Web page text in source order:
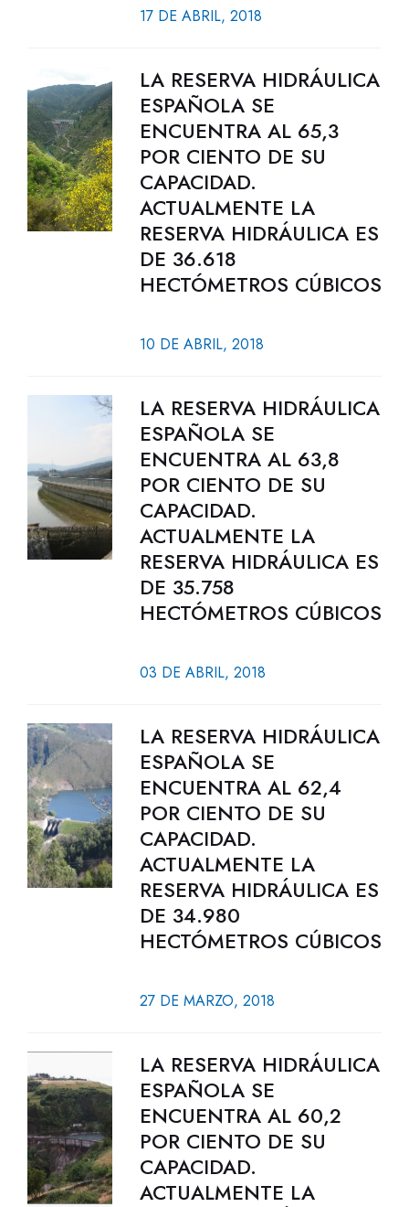
17 DE ABRIL, 2018
LA RESERVA HIDRÁULICA
ESPAÑOLA SE
ENCUENTRA AL 65,3
POR CIENTO DE SU
CAPACIDAD.
ACTUALMENTE LA
RESERVA HIDRÁULICA ES
DE 36.618
HECTÓMETROS CÚBICOS
10 DE ABRIL, 2018
LA RESERVA HIDRÁULICA
ESPAÑOLA SE
ENCUENTRA AL 63,8
POR CIENTO DE SU
CAPACIDAD.
ACTUALMENTE LA
RESERVA HIDRÁULICA ES
DE 35.758
HECTÓMETROS CÚBICOS
03 DE ABRIL, 2018
LA RESERVA HIDRÁULICA
ESPAÑOLA SE
ENCUENTRA AL 62,4
POR CIENTO DE SU
CAPACIDAD.
ACTUALMENTE LA
RESERVA HIDRÁULICA ES
DE 34.980
HECTÓMETROS CÚBICOS
27 DE MARZO, 2018
LA RESERVA HIDRÁULICA
ESPAÑOLA SE
ENCUENTRA AL 60,2
POR CIENTO DE SU
CAPACIDAD.
ACTUALMENTE LA